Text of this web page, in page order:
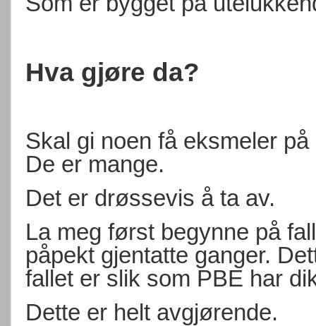
Hva gjøre da?
Skal gi noen få eksmeler
De er mange.
Det er drøssevis å ta av.
La meg først begynne på
påpekt gjentatte ganger.
fallet er slik som PBE har
Dette er helt avgjørende.